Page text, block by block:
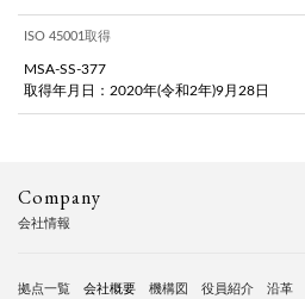
ISO 45001取得
MSA-SS-377
取得年月日：2020年(令和2年)9月28日
Company
会社情報
拠点一覧 会社概要 機構図 役員紹介 沿革